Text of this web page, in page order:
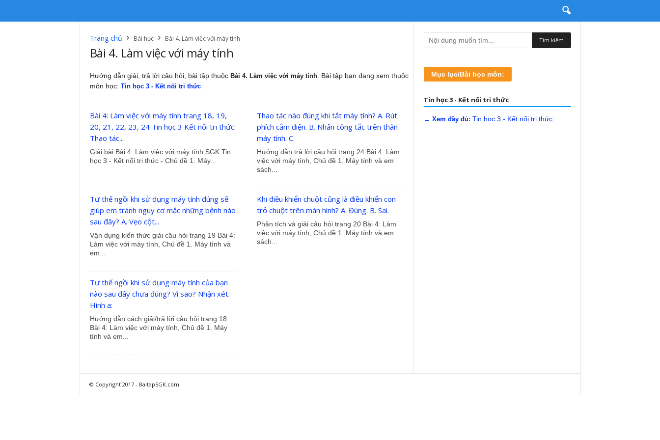
Trang chủ Bài học Bài 4. Làm việc với máy tính
Bài 4. Làm việc với máy tính
Hướng dẫn giải, trả lời câu hỏi, bài tập thuộc Bài 4. Làm việc với máy tính. Bài tập bạn đang xem thuộc
môn học: Tin học 3 - Kết nối tri thức
Bài 4: Làm việc với máy tính trang 18, 19,
20, 21, 22, 23, 24 Tin học 3 Kết nối tri thức:
Thao tác...
Giải bài Bài 4: Làm việc với máy tính SGK Tin
học 3 - Kết nối tri thức - Chủ đề 1. Máy...
Thao tác nào đúng khi tắt máy tính? A. Rút
phích cắm điện. B. Nhấn công tắc trên thân
máy tính. C.
Hướng dẫn trả lời câu hỏi trang 24 Bài 4: Làm
việc với máy tính, Chủ đề 1. Máy tính và em
sách...
Tư thế ngồi khi sử dụng máy tính đúng sẽ
giúp em tránh nguy cơ mắc những bệnh nào
sau đây? A. Vẹo cột...
Vận dụng kiến thức giải câu hỏi trang 19 Bài 4:
Làm việc với máy tính, Chủ đề 1. Máy tính và
em...
Khi điều khiển chuột cũng là điều khiển con
trỏ chuột trên màn hình? A. Đúng. B. Sai.
Phân tích và giải câu hỏi trang 20 Bài 4: Làm
việc với máy tính, Chủ đề 1. Máy tính và em
sách...
Tư thế ngồi khi sử dụng máy tính của bạn
nào sau đây chưa đúng? Vì sao? Nhận xét:
Hình a:
Hướng dẫn cách giải/trả lời câu hỏi trang 18
Bài 4: Làm việc với máy tính, Chủ đề 1. Máy
tính và em...
Mục lục/Bài học môn:
Tin học 3 - Kết nối tri thức
→ Xem đầy đủ: Tin học 3 - Kết nối tri thức
© Copyright 2017 - BaitapSGK.com